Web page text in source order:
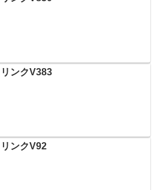
リンクV383
リンクV92